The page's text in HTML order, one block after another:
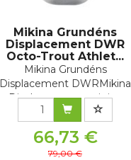
Mikina Grundéns
Displacement DWR
Octo-Trout Athlet...
Mikina Grundéns
Displacement DWRMikina
Displacement s origin...
66,73 €
79,00 €